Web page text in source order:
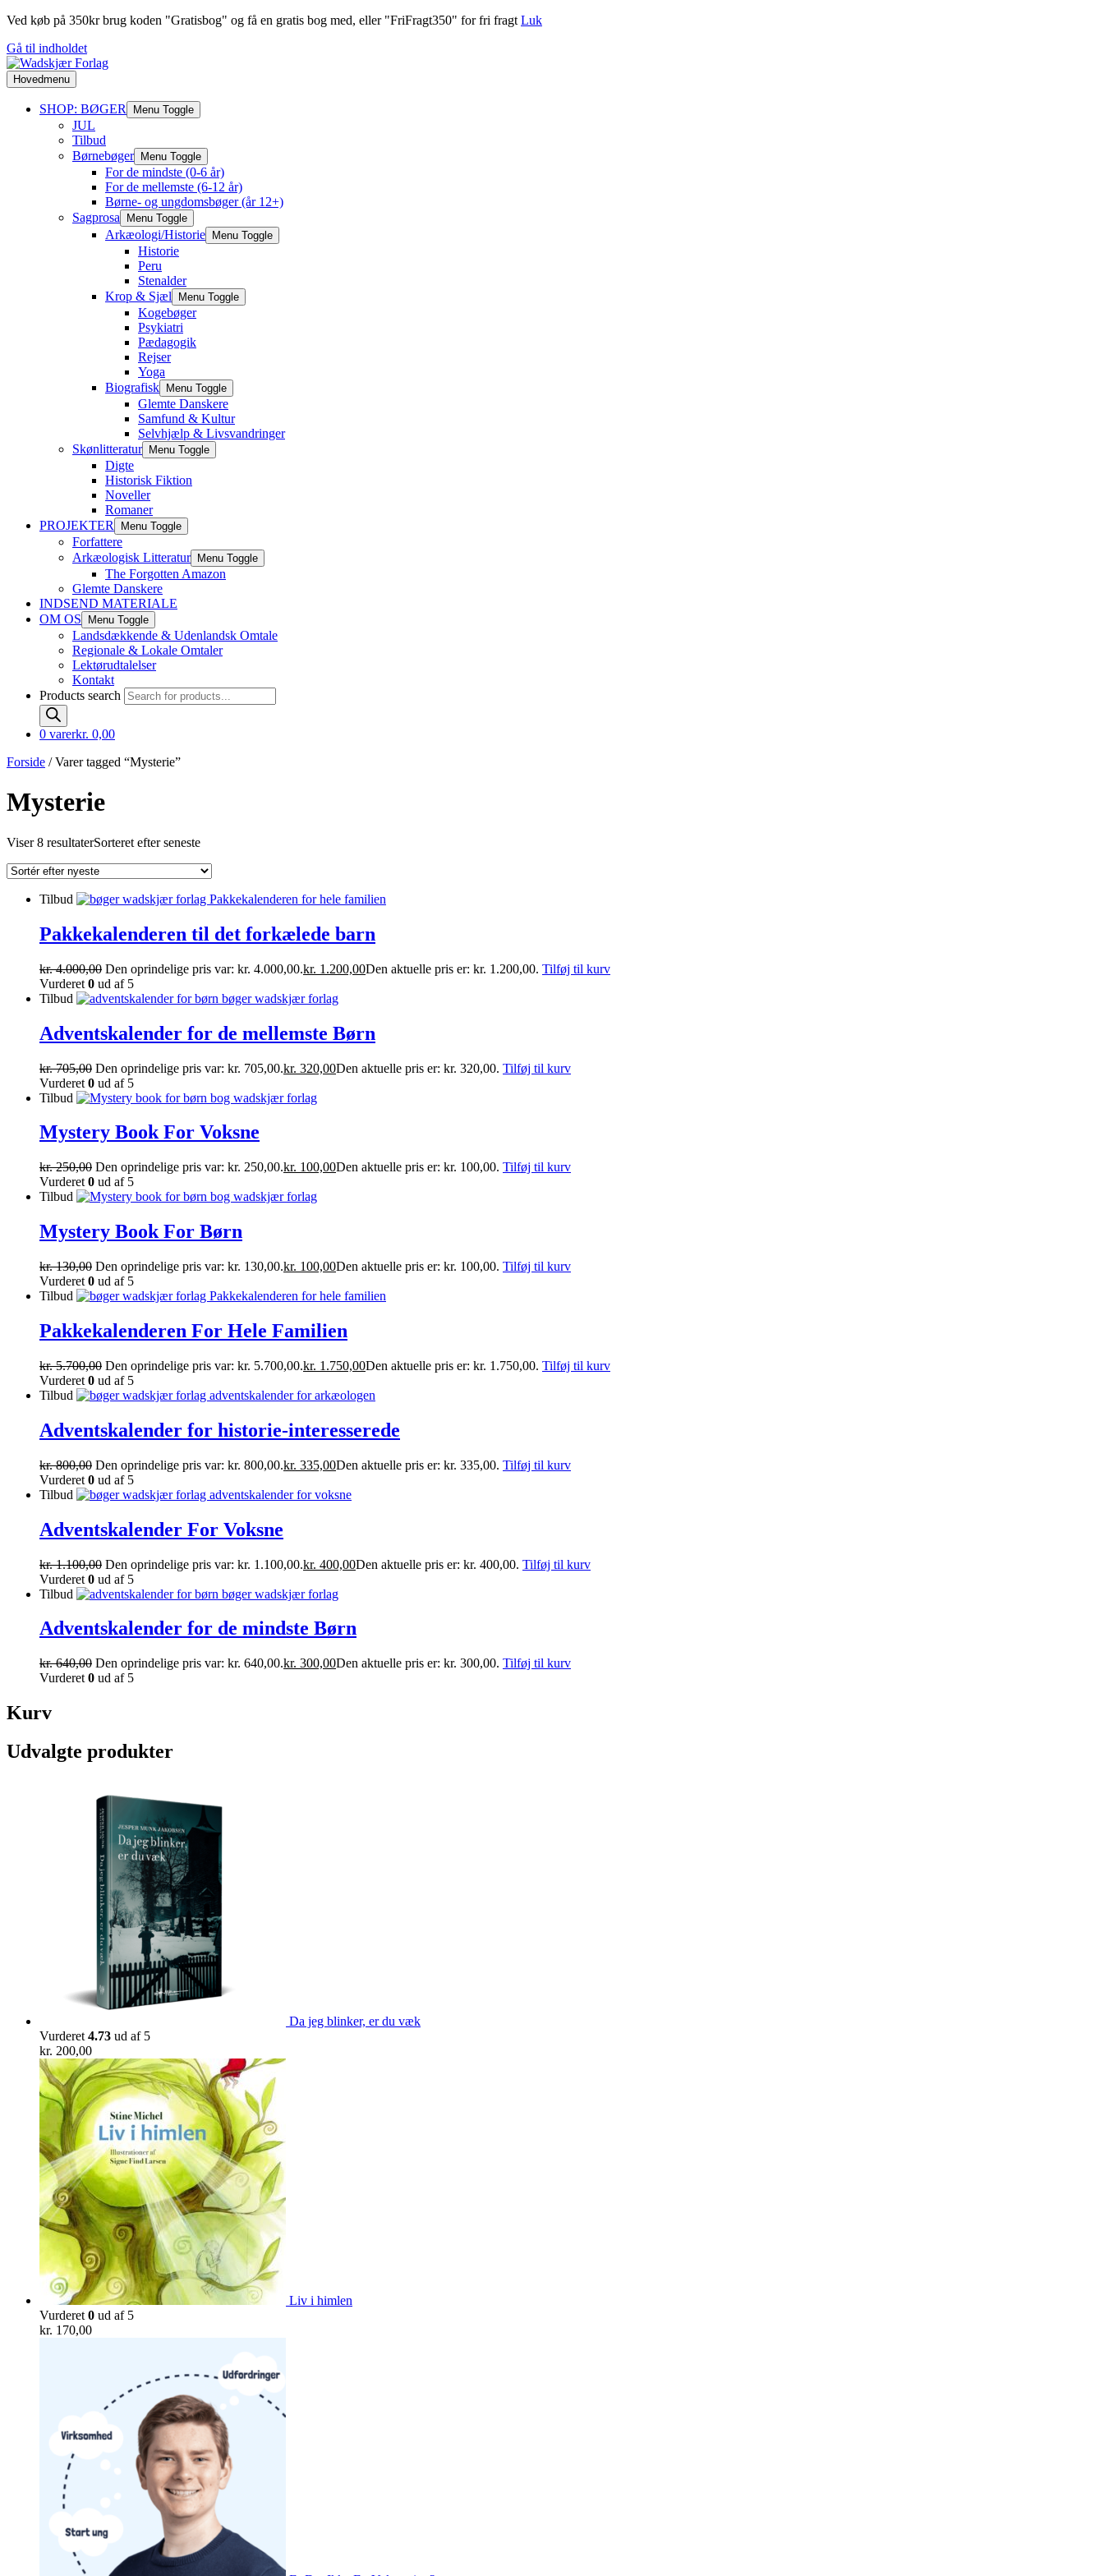
Ved køb på 350kr brug koden "Gratisbog" og få en gratis bog med, eller "FriFragt350" for fri fragt Luk
Gå til indholdet
Hovedmenu
SHOP: BØGER Menu Toggle
JUL
Tilbud
Børnebøger
Menu Toggle
For de mindste (0-6 år)
For de mellemste (6-12 år)
Børne- og ungdomsbøger (år 12+)
Sagprosa
Menu Toggle
Arkæologi/Historie Menu Toggle
Historie
Peru
Stenalder
Krop & Sjæl
Menu Toggle
Kogebøger
Psykiatri
Pædagogik
Rejser
Yoga
Biografisk
Menu Toggle
Glemte Danskere
Samfund & Kultur
Selvhjælp & Livsvandringer
Skønlitteratur
Menu Toggle
Digte
Historisk Fiktion
Noveller
Romaner
PROJEKTER
Menu Toggle
Forfattere
Arkæologisk Litteratur
Menu Toggle
The Forgotten Amazon
Glemte Danskere
INDSEND MATERIALE
OM OS
Menu Toggle
Landsdækkende & Udenlandsk Omtale
Regionale & Lokale Omtaler
Lektørudtalelser
Kontakt
Products search
0 varerkr. 0,00
Forside / Varer tagged “Mysterie”
Mysterie
Viser 8 resultaterSorteret efter seneste
Tilbud
Pakkekalenderen til det forkælede barn
kr.4.000,00 Den oprindelige pris var: kr. 4.000,00.kr. 1.200,00Den aktuelle pris er: kr. 1.200,00. Tilføj til kurv
Vurderet 0 ud af 5
Tilbud
Adventskalender for de mellemste Børn
kr.705,00 Den oprindelige pris var: kr. 705,00.kr. 320,00Den aktuelle pris er: kr. 320,00. Tilføj til kurv
Vurderet 0 ud af 5
Tilbud
Mystery Book For Voksne
kr.250,00 Den oprindelige pris var: kr. 250,00.kr. 100,00Den aktuelle pris er: kr. 100,00. Tilføj til kurv
Vurderet 0 ud af 5
Tilbud
Mystery Book For Børn
kr.130,00 Den oprindelige pris var: kr. 130,00.kr. 100,00Den aktuelle pris er: kr. 100,00. Tilføj til kurv
Vurderet 0 ud af 5
Tilbud
Pakkekalenderen For Hele Familien
kr.5.700,00 Den oprindelige pris var: kr. 5.700,00.kr. 1.750,00Den aktuelle pris er: kr. 1.750,00. Tilføj til kurv
Vurderet 0 ud af 5
Tilbud
Adventskalender for historie-interesserede
kr.800,00 Den oprindelige pris var: kr. 800,00.kr. 335,00Den aktuelle pris er: kr. 335,00. Tilføj til kurv
Vurderet 0 ud af 5
Tilbud
Adventskalender For Voksne
kr.1.100,00 Den oprindelige pris var: kr. 1.100,00.kr. 400,00Den aktuelle pris er: kr. 400,00. Tilføj til kurv
Vurderet 0 ud af 5
Tilbud
Adventskalender for de mindste Børn
kr.640,00 Den oprindelige pris var: kr. 640,00.kr. 300,00Den aktuelle pris er: kr. 300,00. Tilføj til kurv
Vurderet 0 ud af 5
Kurv
Udvalgte produkter
Da jeg blinker, er du væk
Vurderet 4.73 ud af 5
kr. 200,00
Liv i himlen
Vurderet 0 ud af 5
kr. 170,00